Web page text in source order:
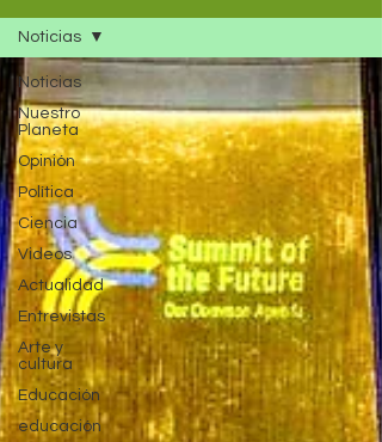
Noticias
Nuestro
Planeta
Opinión
Política
Ciencia
Videos
Actualidad
Entrevistas
Arte y
cultura
Educación
educación
Noticias